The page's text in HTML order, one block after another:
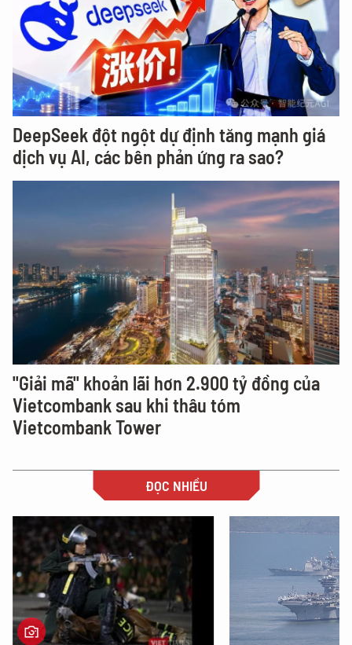
DeepSeek đột ngột dự định tăng mạnh giá
dịch vụ AI, các bên phản ứng ra sao?
"Giải mã" khoản lãi hơn 2.900 tỷ đồng của
Vietcombank sau khi thâu tóm
Vietcombank Tower
ĐỌC NHIỀU